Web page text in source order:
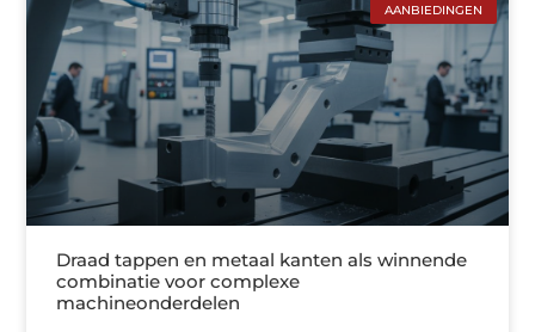
AANBIEDINGEN
Draad tappen en metaal kanten als winnende
combinatie voor complexe
machineonderdelen